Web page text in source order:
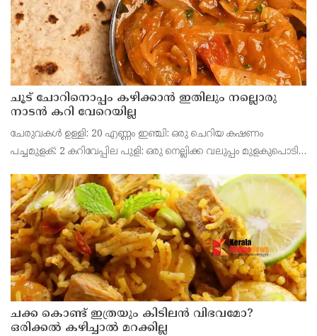
ചൂട് ചോറിനൊപ്പം കഴിക്കാൻ ഇതിലും നല്ലൊരു
നാടൻ കറി വേറെയില്ല
ചേരുവകൾ ഉള്ളി: 20 എണ്ണം ഇഞ്ചി: ഒരു ചെറിയ കഷണം
പച്ചമുളക്: 2 കറിവേപ്പില പുളി: ഒരു നെല്ലിക്ക വലുപ്പം മുളകുപൊടി:
ടീസ്പൂൺ ഉപ്പ് പഞ്ചസാര അല്ലെങ്കിൽ ശർക്കര:
ചക്ക കൊണ്ട് ഇത്രയും കിടിലൻ വിഭവമോ?
ഒരിക്കൽ കഴിച്ചാൽ മറക്കില്ല